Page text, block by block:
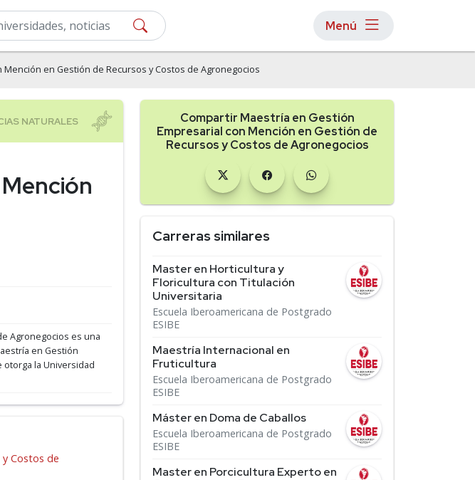
Menú
en Gestión de Recursos y Costos de Agronegocios
Agronegocios es una
en Gestión
la Universidad
Costos de
Compartir Maestría en Gestión
Empresarial con Mención en Gestión de
Recursos y Costos de Agronegocios
Carreras similares
Master en Horticultura y
Floricultura con Titulación
Universitaria
Escuela Iberoamericana de Postgrado
ESIBE
Maestría Internacional en
Fruticultura
Escuela Iberoamericana de Postgrado
ESIBE
Máster en Doma de Caballos
Escuela Iberoamericana de Postgrado
ESIBE
Master en Porcicultura Experto en